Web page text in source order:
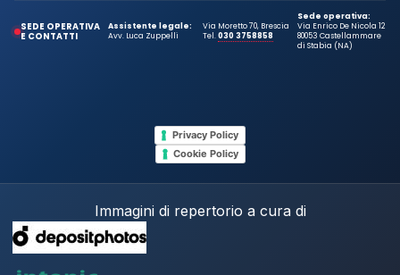
SEDE OPERATIVA
E CONTATTI
Assistente legale:
Avv. Luca Zuppelli
Via Moretto 70, Brescia
Tel.030 3758858
Sede operativa:
Via Enrico De Nicola 12
80053 Castellammare
di Stabia (NA)
Privacy Policy
Cookie Policy
Immagini di repertorio a cura di